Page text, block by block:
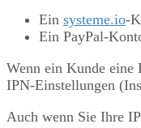
Ein systeme.io-
Ein PayPal-
Wenn ein Kunde
IPN-Einstellungen
Auch wenn Sie Ihre